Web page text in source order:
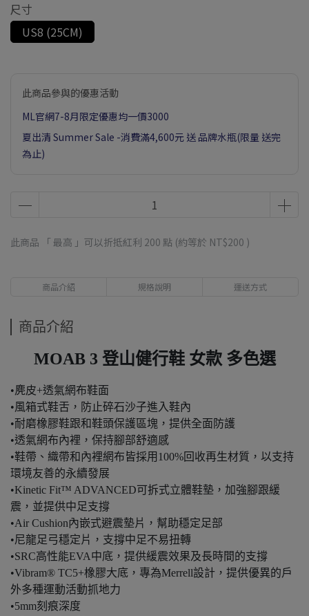
尺寸
US8 (25CM)
此商品參與的優惠活動
ML官網7-8月限定優惠均一價3000
夏出清 Summer Sale -消費滿4,600元 送 品牌水瓶(限量 送完
為止)
此商品 「 最高 」可以折抵紅利 200 點 (約等於 NT$200 )
商品介紹 規格說明 運送方式
商品介紹
MOAB 3 登山健行鞋 女款 多色選
•麂皮+透氣網布鞋面
•風箱式鞋舌，防止碎石沙子進入鞋內
•耐磨橡膠鞋跟和鞋頭保護區塊，提供全面防護
•透氣網布內裡，保持腳部舒適感
•鞋帶、織帶和內裡網布皆採用100%回收再生材質，以支持
環境友善的永續發展
•Kinetic Fit™ ADVANCED可拆式立體鞋墊，加強腳跟緩
震，並提供中足支撐
•Air Cushion內嵌式避震墊片，幫助穩定足部
•尼龍足弓穩定片，支撐中足不易扭轉
•SRC高性能EVA中底，提供緩震效果及長時間的支撐
•Vibram® TC5+橡膠大底，專為Merrell設計，提供優異的戶
外多種運動活動抓地力
•5mm刻痕深度